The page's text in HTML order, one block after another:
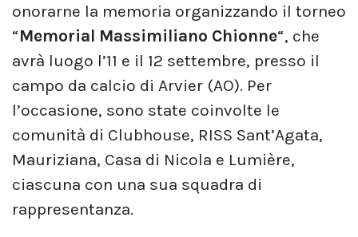
onorarne la memoria organizzando il torneo
“Memorial Massimiliano Chionne“, che
avrà luogo l’11 e il 12 settembre, presso il
campo da calcio di Arvier (AO). Per
l’occasione, sono state coinvolte le
comunità di Clubhouse, RISS Sant’Agata,
Mauriziana, Casa di Nicola e Lumière,
ciascuna con una sua squadra di
rappresentanza.